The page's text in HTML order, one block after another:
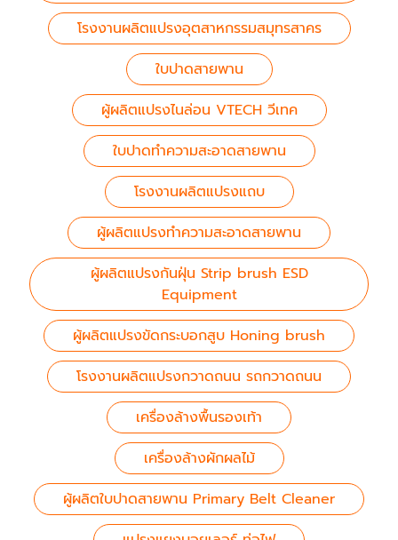
โรงงานผลิตแปรงอุตสาหกรรมสมุทรสาคร
ใบปาดสายพาน
ผู้ผลิตแปรงไนล่อน VTECH วีเทค
ใบปาดทำความสะอาดสายพาน
โรงงานผลิตแปรงแถบ
ผู้ผลิตแปรงทำความสะอาดสายพาน
ผู้ผลิตแปรงกันฝุ่น Strip brush ESD
Equipment
ผู้ผลิตแปรงขัดกระบอกสูบ Honing brush
โรงงานผลิตแปรงกวาดถนน รถกวาดถนน
เครื่องล้างพื้นรองเท้า
เครื่องล้างผักผลไม้
ผู้ผลิตใบปาดสายพาน Primary Belt Cleaner